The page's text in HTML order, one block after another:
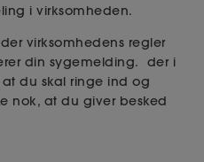
i virksomheden.
virksomhedens regler
din sygemelding. der i
du skal ringe ind og
nok, at du giver besked